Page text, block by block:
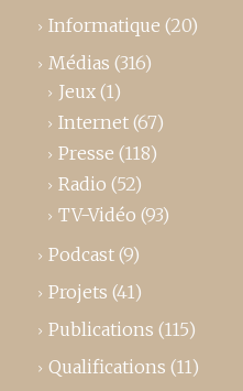
Informatique (20)
Médias (316)
Jeux (1)
Internet (67)
Presse (118)
Radio (52)
TV-Vidéo (93)
Podcast (9)
Projets (41)
Publications (115)
Qualifications (11)